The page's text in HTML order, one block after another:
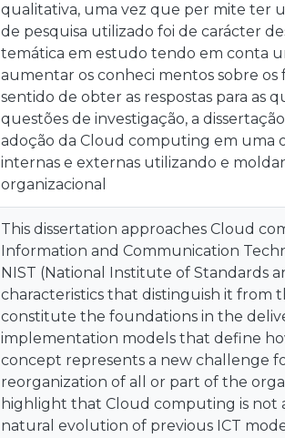
qualitativa, uma vez que per mite ter
de pesquisa utilizado foi de carácter
temática em estudo tendo em conta
aumentar os conheci mentos sobre
sentido de obter as respostas para as
questões de investigação, a
adoção da Cloud computing em uma
internas e externas utilizando e
organizacional
This dissertation approaches Cloud
Information and Communication
NIST (National Institute of Standards
characteristics that distinguish it from
constitute the foundations in the
implementation models that define
concept represents a new challenge
reorganization of all or part of the
highlight that Cloud computing is not
natural evolution of previous ICT